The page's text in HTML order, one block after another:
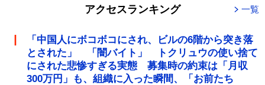
アクセスランキング 一覧
「中国人にボコボコにされ、ビルの6階から突き落
とされた」 「闇バイト」 トクリュウの使い捨て
にされた悲惨すぎる実態 募集時の約束は「月収
300万円」も、組織に入った瞬間、「お前たち